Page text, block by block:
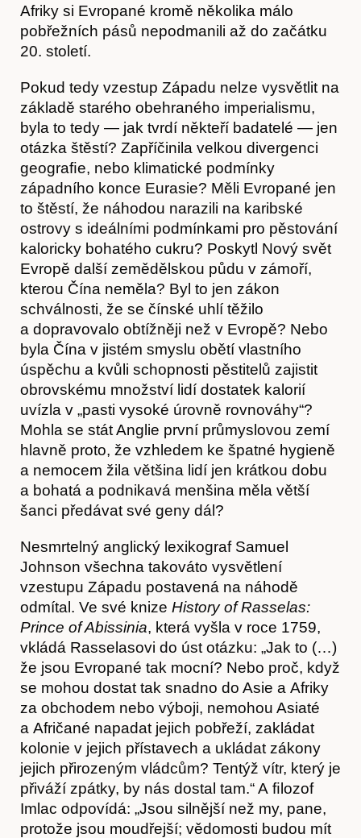
Afriky si Evropané kromě několika málo
pobřežních pásů nepodmanili až do začátku
20. století.
Pokud tedy vzestup Západu nelze vysvětlit na
základě starého obehraného imperialismu,
byla to tedy — jak tvrdí někteří badatelé — jen
otázka štěstí? Zapříčinila velkou divergenci
geograﬁe, nebo klimatické podmínky
západního konce Eurasie? Měli Evropané jen
to štěstí, že náhodou narazili na karibské
ostrovy s ideálními podmínkami pro pěstování
kaloricky bohatého cukru? Poskytl Nový svět
Evropě další zemědělskou půdu v zámoří,
kterou Čína neměla? Byl to jen zákon
schválnosti, že se čínské uhlí těžilo
a dopravovalo obtížněji než v Evropě? Nebo
byla Čína v jistém smyslu obětí vlastního
úspěchu a kvůli schopnosti pěstitelů zajistit
obrovskému množství lidí dostatek kalorií
uvízla v „pasti vysoké úrovně rovnováhy“?
Mohla se stát Anglie první průmyslovou zemí
hlavně proto, že vzhledem ke špatné hygieně
a nemocem žila většina lidí jen krátkou dobu
a bohatá a podnikavá menšina měla větší
šanci předávat své geny dál?
Nesmrtelný anglický lexikograf Samuel
Johnson všechna takováto vysvětlení
vzestupu Západu postavená na náhodě
odmítal. Ve své knize History of Rasselas:
Prince of Abissinia, která vyšla v roce 1759,
vkládá Rasselasovi do úst otázku: „Jak to (…)
že jsou Evropané tak mocní? Nebo proč, když
se mohou dostat tak snadno do Asie a Afriky
za obchodem nebo výboji, nemohou Asiaté
a Afričané napadat jejich pobřeží, zakládat
kolonie v jejich přístavech a ukládat zákony
jejich přirozeným vládcům? Tentýž vítr, který je
přiváží zpátky, by nás dostal tam.“ A ﬁlozof
Imlac odpovídá: „Jsou silnější než my, pane,
protože jsou moudřejší; vědomosti budou mít